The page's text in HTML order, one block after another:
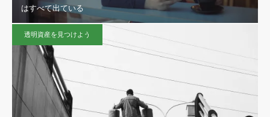
はすべて出ている
透明資産を見つけよう